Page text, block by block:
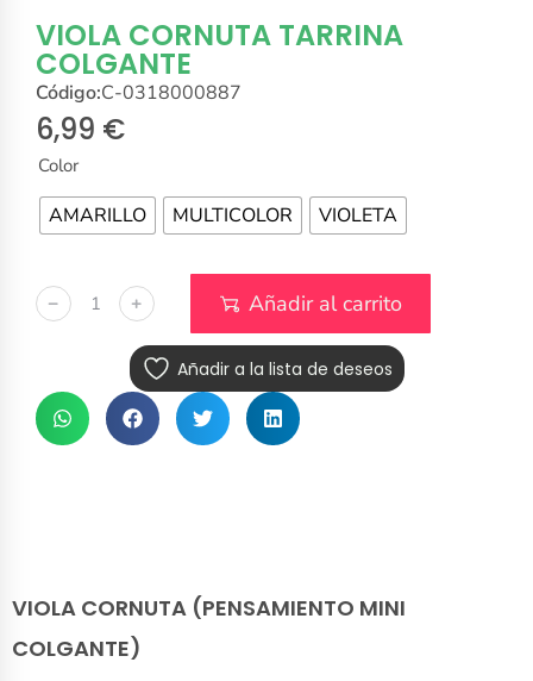
VIOLA CORNUTA TARRINA
COLGANTE
Código:C-0318000887
6,99 €
Color
AMARILLO MULTICOLOR VIOLETA
﹣ ﹢ Añadir al carrito
Añadir a la lista de deseos
VIOLA CORNUTA (PENSAMIENTO MINI
COLGANTE)